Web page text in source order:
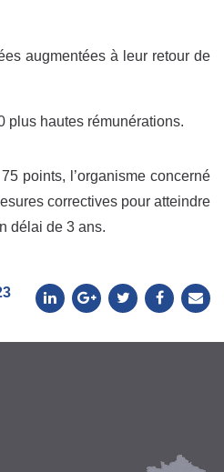
augmentées à leur retour de
plus hautes rémunérations.
points, l’organisme concerné
correctives pour atteindre
délai de 3 ans.